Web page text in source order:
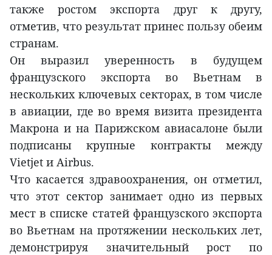
также ростом экспорта друг к другу,
отметив, что результат принес пользу обеим
странам.
Он выразил уверенность в будущем
французского экспорта во Вьетнам в
нескольких ключевых секторах, в том числе
в авиации, где во время визита президента
Макрона и на Парижском авиасалоне были
подписаны крупные контракты между
Vietjet и Airbus.
Что касается здравоохранения, он отметил,
что этот сектор занимает одно из первых
мест в списке статей французского экспорта
во Вьетнам на протяжении нескольких лет,
демонстрируя значительный рост по